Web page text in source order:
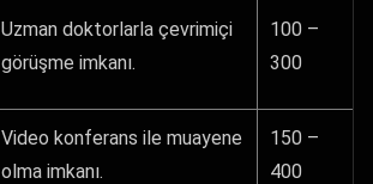
Uzman doktorlarla çevrimiçi
görüşme imkanı.
100 –
300
Video konferans ile muayene
olma imkanı.
150 –
400